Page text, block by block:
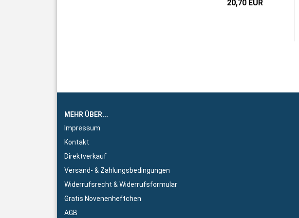
20,70 EUR
MEHR ÜBER...
Impressum
Kontakt
Direktverkauf
Versand- & Zahlungsbedingungen
Widerrufsrecht & Widerrufsformular
Gratis Novenenheftchen
AGB